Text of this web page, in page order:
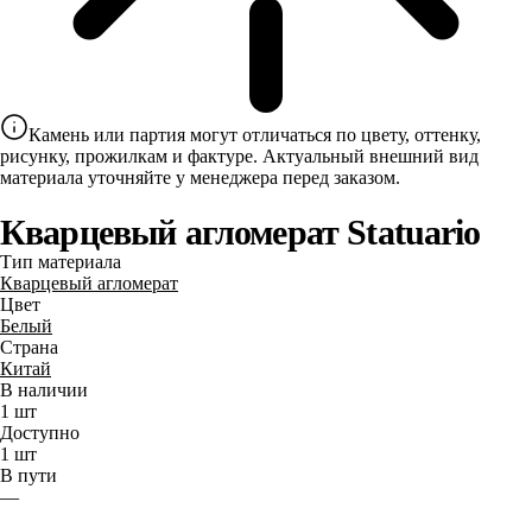
Камень или партия могут отличаться по цвету, оттенку,
рисунку, прожилкам и фактуре. Актуальный внешний вид
материала уточняйте у менеджера перед заказом.
Кварцевый агломерат Statuario
Тип материала
Кварцевый агломерат
Цвет
Белый
Страна
Китай
В наличии
1 шт
Доступно
1 шт
В пути
—